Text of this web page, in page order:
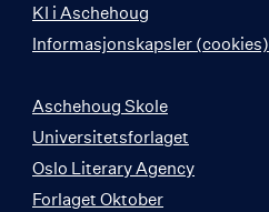
KI i Aschehoug
Informasjonskapsler (cookies)
Aschehoug Skole
Universitetsforlaget
Oslo Literary Agency
Forlaget Oktober